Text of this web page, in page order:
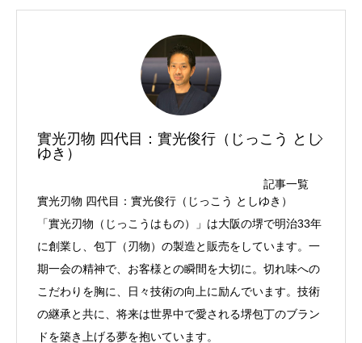
實光刃物 四代目：實光俊行（じっこう とし
ゆき）
記事一覧
實光刃物 四代目：實光俊行（じっこう としゆき）
「實光刃物（じっこうはもの）」は大阪の堺で明治33年
に創業し、包丁（刃物）の製造と販売をしています。一
期一会の精神で、お客様との瞬間を大切に。切れ味への
こだわりを胸に、日々技術の向上に励んでいます。技術
の継承と共に、将来は世界中で愛される堺包丁のブラン
ドを築き上げる夢を抱いています。